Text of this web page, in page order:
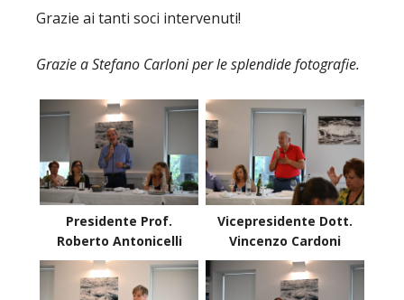
Grazie ai tanti soci intervenuti!
Grazie a Stefano Carloni per le splendide fotografie.
Presidente Prof.
Roberto Antonicelli
Vicepresidente Dott.
Vincenzo Cardoni